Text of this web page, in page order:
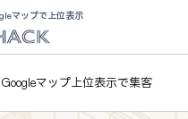
マップで上位表示
マップ上位表示で集客